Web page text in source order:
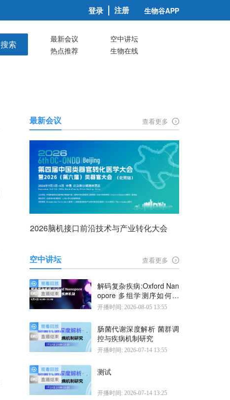
登录 注册 生物谷APP
搜索 最新会议
空中讲坛
热点推荐
生物在线
最新会议 查看更多
2026脑机接口前沿技术与产业转化大会
空中讲坛 查看更多
解码复杂疾病:Oxford Nan
opore 多组学测序如何揭
示疾病机制
开播时间: 2026-08-05 13:55
肠菌代谢深度解析 菌群调
控与疾病机制研究
开播时间: 2026-07-14 13:55
测试
开播时间: 2026-07-14 13:25